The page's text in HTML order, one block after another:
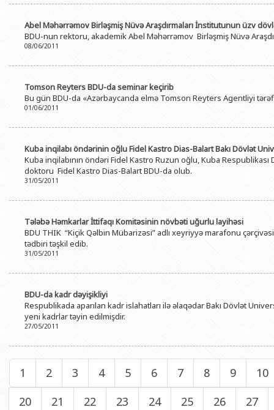
Abel Məhərrəmov Birləşmiş Nüvə Araşdırmaları İnstitutunun üzv
BDU-nun rektoru, akademik Abel Məhərrəmov Birləşmiş Nüvə
08/06/2011
Tomson Reyters BDU-da seminar keçirib
Bu gün BDU-da «Azərbaycanda elmə Tomson Reyters Agentliyi
01/06/2011
Kuba inqilabı öndərinin oğlu Fidel Kastro Dias-Balart Bakı Dövlət
Kuba inqilabının öndəri Fidel Kastro Ruzun oğlu, Kuba
doktoru Fidel Kastro Dias-Balart BDU-da olub.
31/05/2011
Tələbə Həmkarlar İttifaqı Komitəsinin növbəti uğurlu layihəsi
BDU THIK “Kiçik Qəlbin Mübarizəsi” adlı xeyriyyə marafonu
tədbiri təşkil edib.
31/05/2011
BDU-da kadr dəyişikliyi
Respublikada aparılan kadr islahatları ilə əlaqədar Bakı Dövlət
yeni kadrlar təyin edilmişdir.
27/05/2011
1 2 3 4 5 6 7 8 9
10
20
21 22 23 24 25 26
27